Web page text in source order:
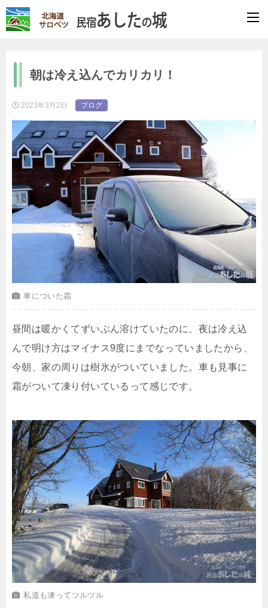
朝は冷え込んでカリカリ！
2023年3月2日 ブログ
車についた霜
昼間は暖かくてずいぶん溶けていたのに、夜は冷え込
んで明け方はマイナス9度にまでなっていましたから、
今朝、家の周りは樹氷がついていました。車も見事に
霜がついて凍り付いているって感じです。
私道も凍ってツルツル